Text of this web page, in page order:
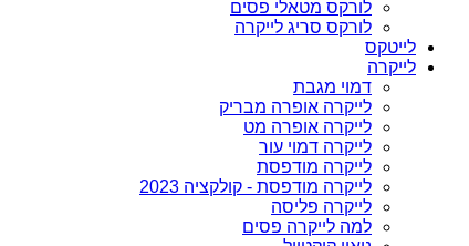
לורקס מטאלי פסים
לורקס סריג לייקרה
לייטקס
לייקרה
דמוי מגבת
לייקרה אופרה מבריק
לייקרה אופרה מט
לייקרה דמוי עור
לייקרה מודפסת
לייקרה מודפסת - קולקציה 2023
לייקרה פליסה
למה לייקרה פסים